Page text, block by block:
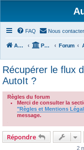
FAQ Nous contacter
Accueil Portail Forum
Récupérer le flux
AutoIt ?
Règles du forum
Merci de consulter la
"Règles et Mentions
message.
Répondre
2